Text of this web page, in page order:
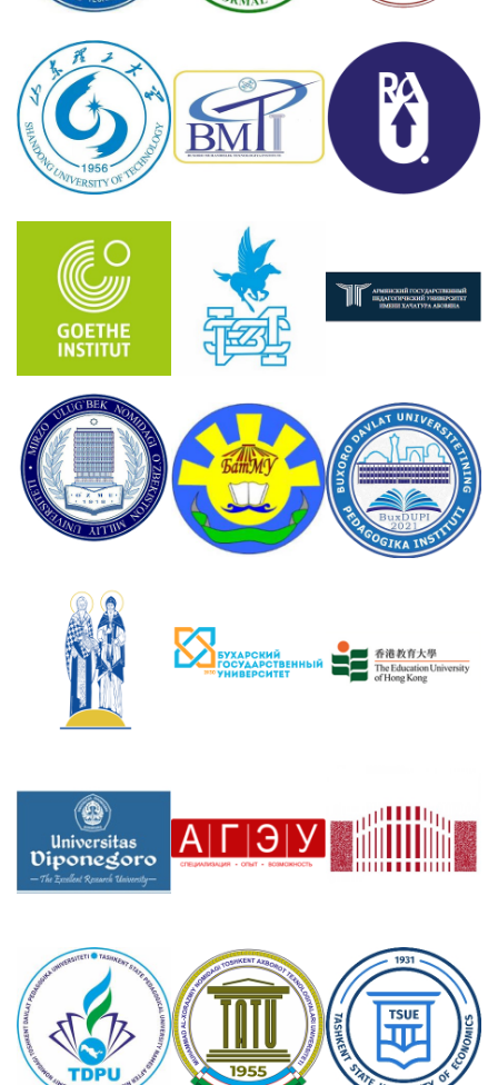
Другие виды
деятельности
Студенческая жизнь
Сведения об
образовательной
организации
ENG SPN CHI
Приемная
комиссия
+7 (831) 262-26-20